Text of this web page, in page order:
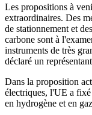
Les propositions à
extraordinaires. Des
de stationnement et
carbone sont à
instruments de très
déclaré un
Dans la proposition
électriques, l'UE a
en hydrogène et en